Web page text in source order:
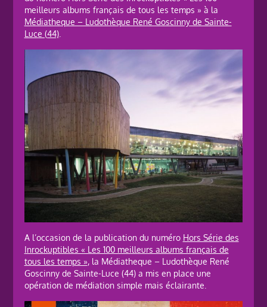
meilleurs albums français de tous les temps » à la
Médiatheque – Ludothèque René Goscinny de Sainte-
Luce (44).
A l’occasion de la publication du numéro Hors Série des
Inrockuptibles « Les 100 meilleurs albums français de
tous les temps », la Médiatheque – Ludothèque René
Goscinny de Sainte-Luce (44) a mis en place une
opération de médiation simple mais éclairante.